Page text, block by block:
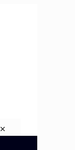
✕